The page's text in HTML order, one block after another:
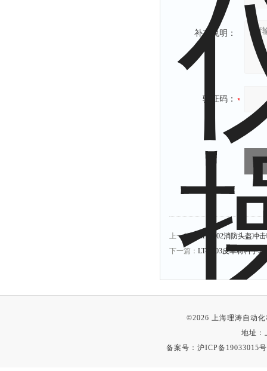
补充说明：
验证码：
上一篇：
LT-X002消防头盔冲
下一篇： LT-L003皮革材料手
©2026 上海理涛自动
地址：
备案号： 沪ICP备19033015